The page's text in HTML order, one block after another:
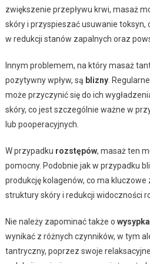
zwiększenie przepływu krwi, masaż
skóry i przyspieszać usuwanie
w redukcji stanów zapalnych oraz
Innym problemem, na który masaż
pozytywny wpływ, są blizny.
może przyczynić się do ich
skóry, co jest szczególnie ważne w
lub pooperacyjnych.
W przypadku rozstępów, masaż ten
pomocny. Podobnie jak w przypadku
produkcję kolagenów, co ma
struktury skóry i redukcji widoczności
Nie należy zapominać także o
wynikać z różnych czynników, w tym
tantryczny, poprzez swoje